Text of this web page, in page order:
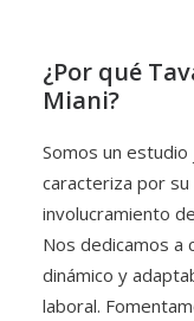
¿Por qué
Miani?
Somos un
caracteriza por
involucramiento
Nos dedicamos a
dinámico y
laboral.